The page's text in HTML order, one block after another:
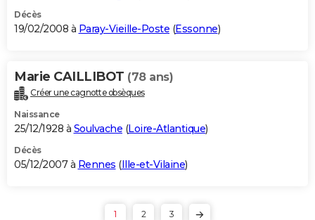
Décès
19/02/2008 à Paray-Vieille-Poste (Essonne)
Marie CAILLIBOT (78 ans)
Créer une cagnotte obsèques
Naissance
25/12/1928 à Soulvache (Loire-Atlantique)
Décès
05/12/2007 à Rennes (Ille-et-Vilaine)
1 2 3